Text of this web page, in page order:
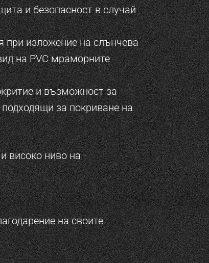
и безопасност в случай
при изложение на слънчева
на PVC мраморните
и възможност за
за покриване на
високо ниво на
на своите